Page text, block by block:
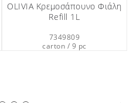
Οlivia Κρέμα Μαλλιών 33ml
6301294
carton / 201 pc